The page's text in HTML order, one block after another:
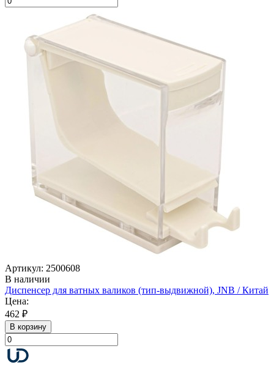
Артикул: 2500608
В наличии
Диспенсер для ватных валиков (тип-выдвижной), JNB / Китай
Цена:
462 ₽
В корзину